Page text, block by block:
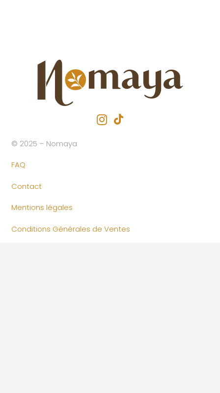
© 2025 – Nomaya
FAQ
Contact
Mentions légales
Conditions Générales de Ventes